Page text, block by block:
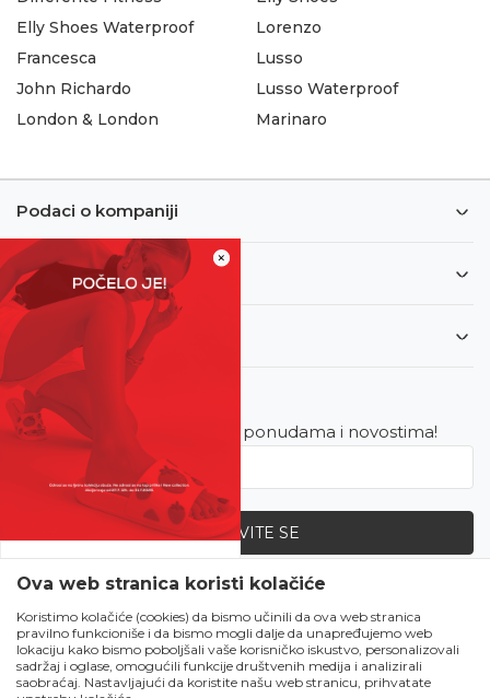
×
SVE UPOLA CIJENE!
Čekanju je kraj!
Počela je omiljena
ljetna akcija u Obući
Metro!
Elly Shoes Waterproof
Francesca
John Richardo
London & London
Lorenzo
Lusso
Lusso Waterproof
Marinaro
Podaci o kompaniji
Informacije
Korisnički servis
Newsletter
Budite u toku sa najnovijim ponudama i novostima!
PRIJAVITE SE
Zapratite nas
Ova web stranica koristi kolačiće
Koristimo kolačiće (cookies) da bismo učinili da ova web stranica
pravilno funkcioniše i da bismo mogli dalje da unapređujemo web
lokaciju kako bismo poboljšali vaše korisničko iskustvo, personalizovali
sadržaj i oglase, omogućili funkcije društvenih medija i analizirali
saobraćaj. Nastavljajući da koristite našu web stranicu, prihvatate